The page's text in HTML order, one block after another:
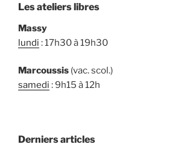
Les ateliers libres
Massy
lundi : 17h30 à 19h30
Marcoussis (vac. scol.)
samedi : 9h15 à 12h
Derniers articles